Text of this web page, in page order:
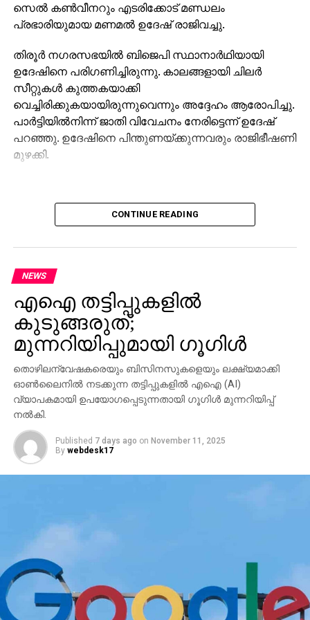
സെല്‍ കണ്‍വീനറും എടരിക്കോട് മണ്ഡലം
പ്രഭാരിയുമായ മണമല്‍ ഉദേഷ് രാജിവച്ചു.
തിരൂര്‍ നഗരസഭയില്‍ ബിജെപി സ്ഥാനാര്‍ഥിയായി
ഉദേഷിനെ പരിഗണിച്ചിരുന്നു. കാലങ്ങളായി ചിലര്‍
സീറ്റുകള്‍ കുത്തകയാക്കി
വെച്ചിരിക്കുകയായിരുന്നുവെന്നും അദ്ദേഹം ആരോപിച്ചു.
പാര്‍ട്ടിയില്‍നിന്ന് ജാതി വിവേചനം നേരിട്ടെന്ന് ഉദേഷ്
പറഞ്ഞു. ഉദേഷിനെ പിന്തുണയ്ക്കുന്നവരും രാജിഭീഷണി
മുഴക്കി.
CONTINUE READING
NEWS
എഐ തട്ടിപ്പുകളില്‍
കുടുങ്ങരുത്;
മുന്നറിയിപ്പുമായി ഗൂഗിള്‍
തൊഴിലന്വേഷകരെയും ബിസിനസുകളെയും ലക്ഷ്യമാക്കി
ഓണ്‍ലൈനില്‍ നടക്കുന്ന തട്ടിപ്പുകളില്‍ എഐ (AI)
വ്യാപകമായി ഉപയോഗപ്പെടുന്നതായി ഗൂഗിള്‍ മുന്നറിയിപ്പ്
നല്‍കി.
Published 7 days ago on November 11, 2025
By webdesk17